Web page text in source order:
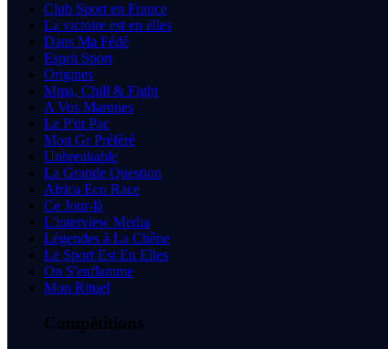
Club Sport en France
La victoire est en elles
Dans Ma Fédé
Esprit Sport
Origines
Mma, Chill & Fight
A Vos Marques
Le P'tit Pac
Mon Gr Préféré
Unbreakable
La Grande Question
Africa Eco Race
Ce Jour-là
L'interview Media
Légendes à La Chêne
Le Sport Est En Elles
On S'enflamme
Mon Rituel
Compétitions